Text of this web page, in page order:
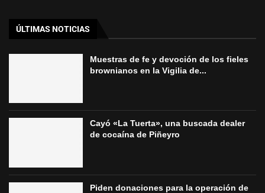
ÚLTIMAS NOTICIAS
Muestras de fe y devoción de los fieles
brownianos en la Vigilia de...
Cayó «La Tuerta», una buscada dealer
de cocaína de Piñeyro
Piden donaciones para la operación de